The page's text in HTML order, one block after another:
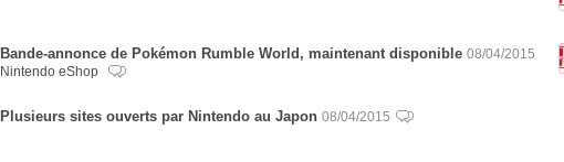
Bande-annonce de Pokémon Rumble World, maintenant disponible 08/04/2015
Nintendo eShop
Plusieurs sites ouverts par Nintendo au Japon 08/04/2015